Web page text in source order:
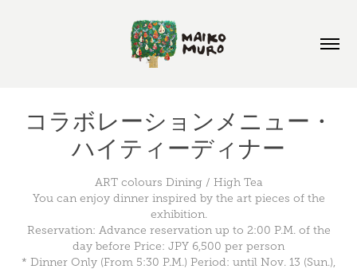
コラボレーションメニュー・
ハイティーディナー
ART colours Dining / High Tea
You can enjoy dinner inspired by the art pieces of the
exhibition.
Reservation: Advance reservation up to 2:00 P.M. of the
day before Price: JPY 6,500 per person
* Dinner Only (From 5:30 P.M.) Period: until Nov. 13 (Sun.),